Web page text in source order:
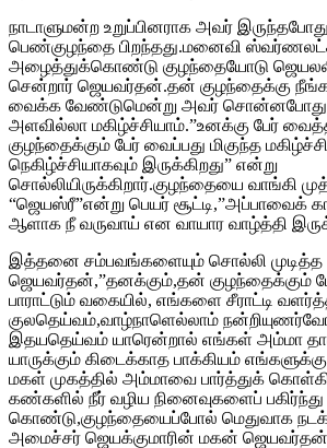
நாடாளுமன்ற உறுப்பினராக அவர்
பெண்குழந்தை பிறந்தது.மனைவி
அழைத்துக்கொண்டு குழந்தையோடு
சென்றார் ஜெயவர்தன்.தன் குழந்தைக்கு
வைக்க வேண்டுமென்று அவர் சொன்னபோது,
அளவில்லா மகிழ்ச்சியாம்.”உனக்கு பேர்
குழந்தைக்கும் பேர் வைப்பது மிகுந்த
நெகிழ்ச்சியாகவும் இருக்கிறது” என்று
சொல்லியிருக்கிறார்.குழந்தையை வாங்கி
“ஜெயஸ்ரீ”என்று பெயர் சூட்டி,”அப்பாவைக்
ஆளாக நீ வருவாய் என வாயார வாழ்த்தி
இத்தனை சம்பவங்களையும் சொல்லி முடித்த
ஜெயவர்தன்,”தனக்கும்,தன் குழந்தைக்கும்
பாராட்டும் வகையில், எங்களை சீராட்டி
குலதெய்வம்,வாழ்நாளெல்லாம்
இதயதெய்வம் யாரென்றால் எங்கள் அம்மா
யாருக்கும் கிடைக்காத பாக்கியம்
மகள் முகத்தில் அம்மாவை பார்த்துக்
கண்களில் நீர் வழிய நினைவுகளைப் பகிர்ந்து
கொண்டு,குழந்தையைப்போல் மெதுவாக
அமைச்சர் ஜெயக்குமாரின் மகன்